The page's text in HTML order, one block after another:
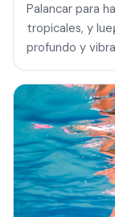
Palancar para
tropicales, y
profundo y